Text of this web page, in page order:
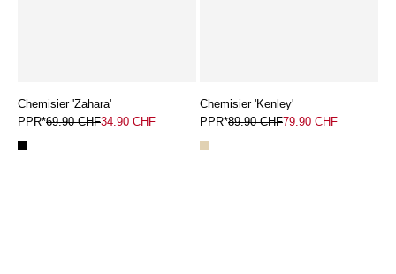
Chemisier 'Zahara'
PPR*69.90 CHF34.90 CHF
Chemisier 'Kenley'
PPR*89.90 CHF79.90 CHF